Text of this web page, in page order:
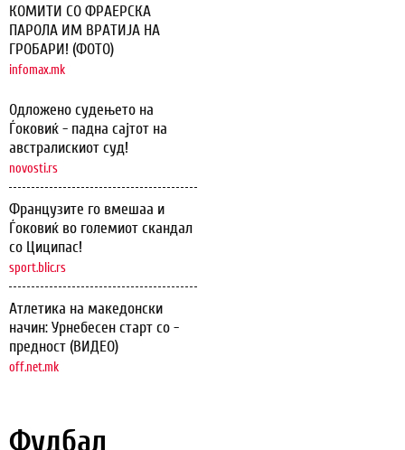
КОМИТИ СО ФРАЕРСКА
ПАРОЛА ИМ ВРАТИЈА НА
ГРОБАРИ! (ФОТО)
infomax.mk
Одложено судењето на
Ѓоковиќ - падна сајтот на
австралискиот суд!
novosti.rs
Французите го вмешаа и
Ѓоковиќ во големиот скандал
со Циципас!
sport.blic.rs
Атлетика на македонски
начин: Урнебесен старт со -
предност (ВИДЕО)
off.net.mk
Фудбал